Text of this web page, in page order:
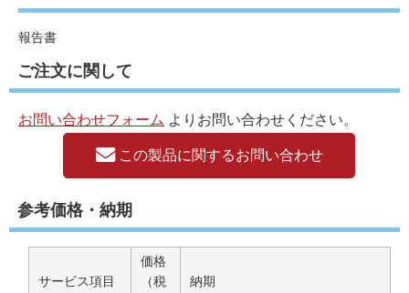
報告書
ご注文に関して
お問い合わせフォーム よりお問い合わせください。
この製品に関するお問い合わせ
参考価格・納期
サービス項目
価格
（税
納期